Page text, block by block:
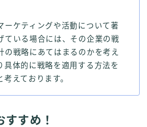
ーケティングや活動について著
ている場合には、その企業の戦
の戦略にあてはまるのかを考え
具体的に戦略を適用する方法を
えております。
すすめ！